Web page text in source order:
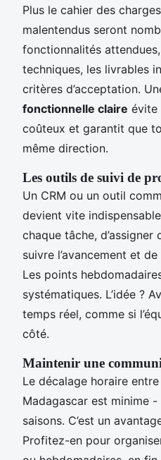
Plus le cahier des
malentendus seront
fonctionnalités
techniques, les livrables
critères d’acceptation.
fonctionnelle claire évite
coûteux et garantit que
même direction.
Les outils de suivi de
Un CRM ou un outil
devient vite
chaque tâche,
suivre l’avancement et
Les points
systématiques. L’idée ?
temps réel, comme si
côté.
Maintenir une
Le décalage horaire
Madagascar est minime
saisons. C’est un
Profitez-en pour